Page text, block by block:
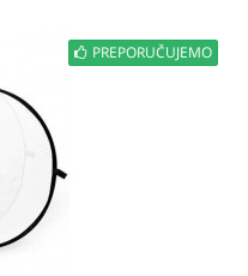
PREPORUČUJEMO